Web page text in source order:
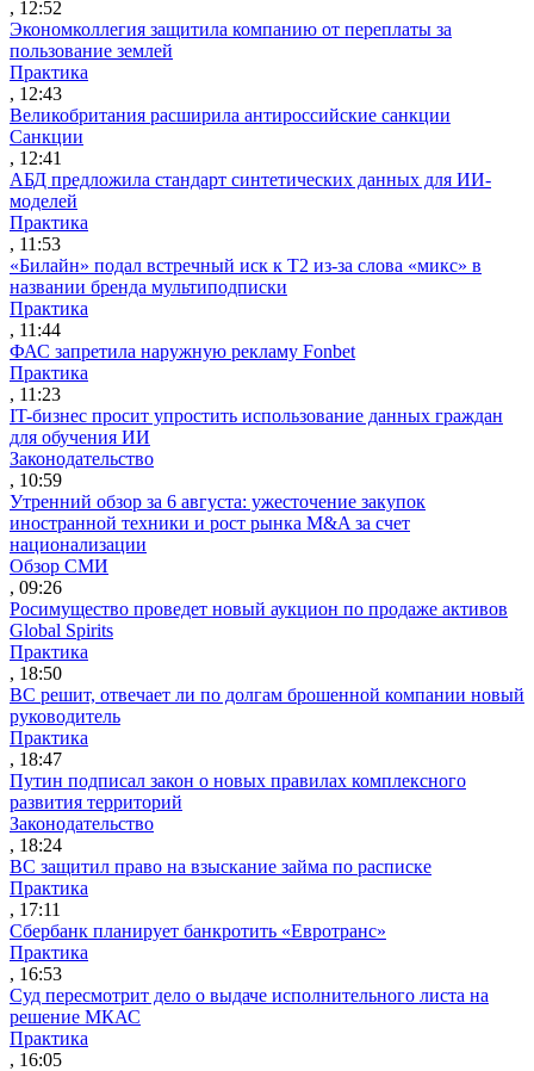
, 12:52
Экономколлегия защитила компанию от переплаты за
пользование землей
Практика
, 12:43
Великобритания расширила антироссийские санкции
Санкции
, 12:41
АБД предложила стандарт синтетических данных для ИИ-
моделей
Практика
, 11:53
«Билайн» подал встречный иск к Т2 из-за слова «микс» в
названии бренда мультиподписки
Практика
, 11:44
ФАС запретила наружную рекламу Fonbet
Практика
, 11:23
IT-бизнес просит упростить использование данных граждан
для обучения ИИ
Законодательство
, 10:59
Утренний обзор за 6 августа: ужесточение закупок
иностранной техники и рост рынка M&A за счет
национализации
Обзор СМИ
, 09:26
Росимущество проведет новый аукцион по продаже активов
Global Spirits
Практика
, 18:50
ВС решит, отвечает ли по долгам брошенной компании новый
руководитель
Практика
, 18:47
Путин подписал закон о новых правилах комплексного
развития территорий
Законодательство
, 18:24
ВС защитил право на взыскание займа по расписке
Практика
, 17:11
Сбербанк планирует банкротить «Евротранс»
Практика
, 16:53
Суд пересмотрит дело о выдаче исполнительного листа на
решение МКАС
Практика
, 16:05